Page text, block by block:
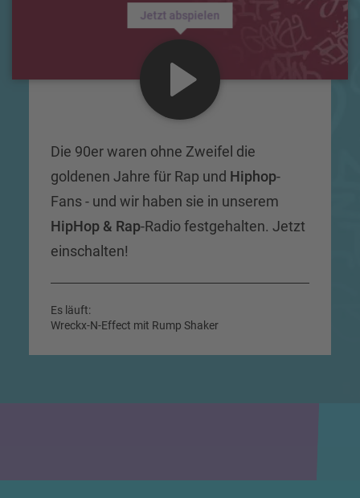
Jetzt abspielen
Die 90er waren ohne Zweifel die
goldenen Jahre für Rap und Hiphop-
Fans - und wir haben sie in unserem
HipHop & Rap-Radio festgehalten. Jetzt
einschalten!
Es läuft:
Wreckx-N-Effect mit Rump Shaker